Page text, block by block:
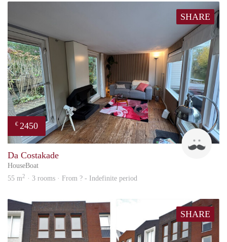
SHARE
€ 2450
Da Costakade
HouseBoat
55 m2 · 3 rooms · From ? - Indefinite period
SHARE